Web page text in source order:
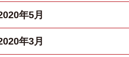
年5月
年3月